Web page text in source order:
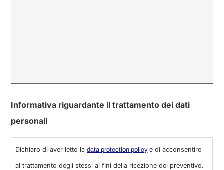
0 di 600 numero massimo di caratteri
Informativa riguardante il trattamento dei dati
personali